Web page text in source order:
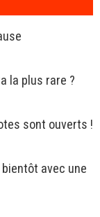
la plus rare ?
sont ouverts !
avec une